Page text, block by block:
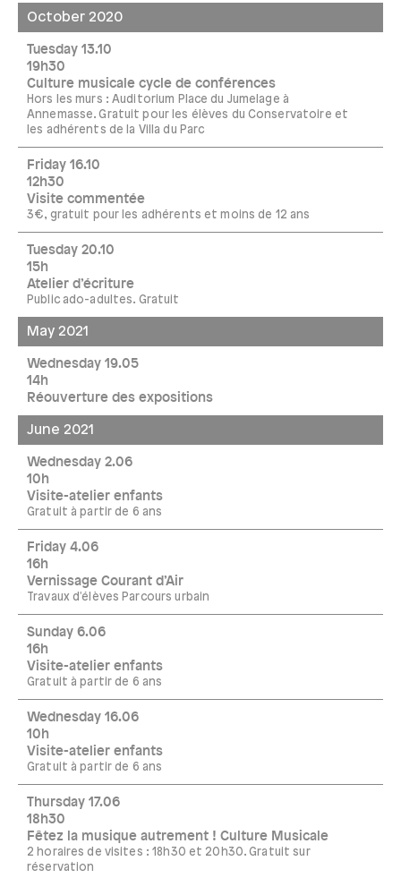
October 2020
Tuesday 13.10
19h30
Culture musicale cycle de conférences
Hors les murs : Auditorium Place du Jumelage à
Annemasse. Gratuit pour les élèves du Conservatoire et
les adhérents de la Villa du Parc
Friday 16.10
12h30
Visite commentée
3€, gratuit pour les adhérents et moins de 12 ans
Tuesday 20.10
15h
Atelier d’écriture
Public ado-adultes. Gratuit
May 2021
Wednesday 19.05
14h
Réouverture des expositions
June 2021
Wednesday 2.06
10h
Visite-atelier enfants
Gratuit à partir de 6 ans
Friday 4.06
16h
Vernissage Courant d’Air
Travaux d'élèves Parcours urbain
Sunday 6.06
16h
Visite-atelier enfants
Gratuit à partir de 6 ans
Wednesday 16.06
10h
Visite-atelier enfants
Gratuit à partir de 6 ans
Thursday 17.06
18h30
Fêtez la musique autrement ! Culture Musicale
2 horaires de visites : 18h30 et 20h30. Gratuit sur
réservation